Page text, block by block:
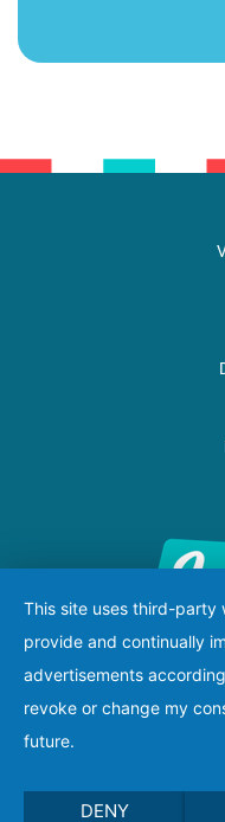
This site uses third-party
provide and continually
advertisements
revoke or change my
future.
DENY